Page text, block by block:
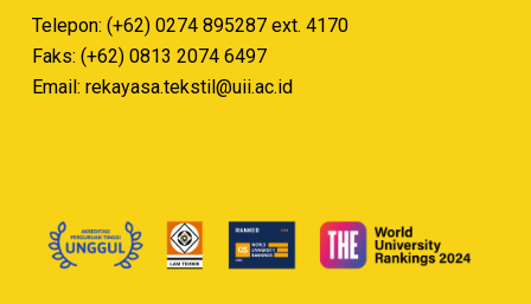
Telepon: (+62) 0274 895287 ext. 4170
Faks: (+62) 0813 2074 6497
Email: rekayasa.tekstil@uii.ac.id